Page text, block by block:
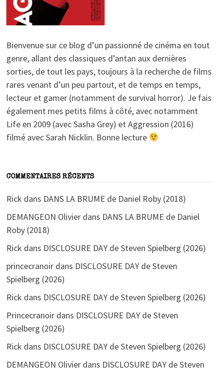
Bienvenue sur ce blog d’un passionné de cinéma en tout
genre, allant des classiques d’antan aux dernières
sorties, de tout les pays, toujours à la recherche de films
rares venant d’un peu partout, et de temps en temps,
lecteur et gamer (notamment de survival horror). Je fais
également mes petits films à côté, avec notamment
Life en 2009 (avec Sasha Grey) et Aggression (2016)
filmé avec Sarah Nicklin. Bonne lecture
COMMENTAIRES RÉCENTS
Rick dans DANS LA BRUME de Daniel Roby (2018)
DEMANGEON Olivierdans DANS LA BRUME de Daniel
Roby (2018)
Rick dans DISCLOSURE DAY de Steven Spielberg (2026)
princecranoirdans DISCLOSURE DAY de Steven
Spielberg (2026)
Rick dans DISCLOSURE DAY de Steven Spielberg (2026)
Princecranoirdans DISCLOSURE DAY de Steven
Spielberg (2026)
Rick dans DISCLOSURE DAY de Steven Spielberg (2026)
DEMANGEON Olivierdans DISCLOSURE DAY de Steven